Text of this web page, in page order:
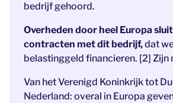
bedrijf gehoord.
Overheden door heel Europa
contracten met dit bedrijf,dat
belastinggeld financieren. [2] Zijn
Van het Verenigd Koninkrijk tot
Nederland: overal in Europa